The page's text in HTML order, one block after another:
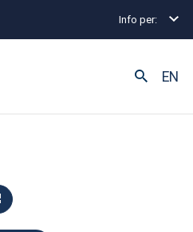
Info per:
EN
Esperienza